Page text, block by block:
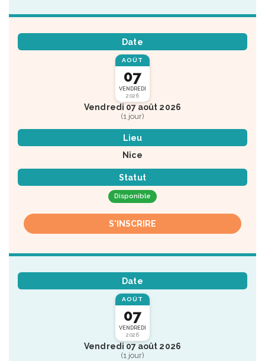
Date
AOÛT
07
VENDREDI
2026
Vendredi 07 août 2026
(1 jour)
Lieu
Nice
Statut
Disponible
S'INSCRIRE
Date
AOÛT
07
VENDREDI
2026
Vendredi 07 août 2026
(1 jour)